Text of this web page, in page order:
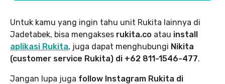
Untuk kamu yang ingin tahu unit Rukita lainnya di
Jadetabek, bisa mengakses rukita.co atau install
aplikasi Rukita, juga dapat menghubungi Nikita
(customer service Rukita) di +62 811-1546-477.
Jangan lupa juga follow Instagram Rukita di